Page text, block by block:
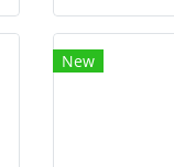
New